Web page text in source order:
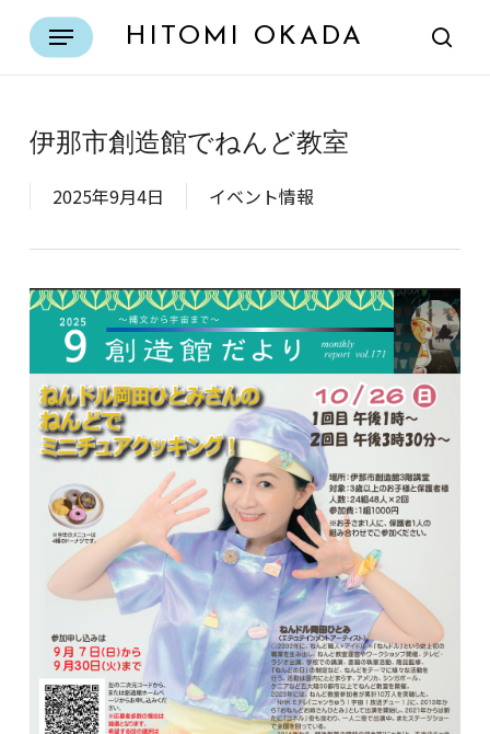
HITOMI OKADA
Menu
伊那市創造館でねんど教室
2025年9月4日 イベント情報